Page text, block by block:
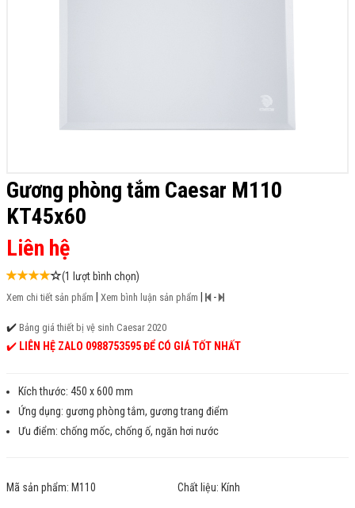
Gương phòng tắm Caesar M110
KT45x60
Liên hệ
(1 lượt bình chọn)
Xem chi tiết sản phẩm Xem bình luận sản phẩm -
✔️ Bảng giá thiết bị vệ sinh Caesar 2020
✔️ LIÊN HỆ ZALO 0988753595 ĐỂ CÓ GIÁ TỐT NHẤT
Kích thước: 450 x 600 mm
Ứng dụng: gương phòng tắm, gương trang điểm
Ưu điểm: chống mốc, chống ố, ngăn hơi nước
Mã sản phẩm: M110 Chất liệu: Kính